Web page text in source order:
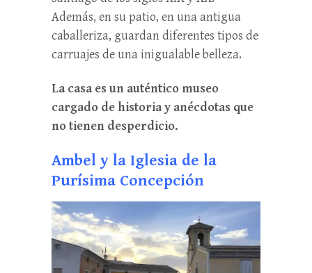
Además, en su patio, en una antigua
caballeriza, guardan diferentes tipos de
carruajes de una inigualable belleza.
La casa es un auténtico museo
cargado de historia y anécdotas que
no tienen desperdicio.
Ambel y la Iglesia de la
Purísima Concepción